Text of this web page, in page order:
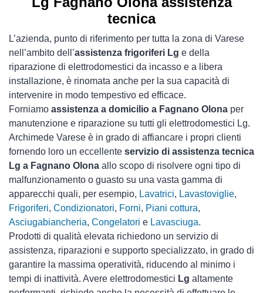
tecnica
L’azienda, punto di riferimento per tutta la zona di Varese
nell’ambito dell’assistenza frigoriferi Lg e della
riparazione di elettrodomestici da incasso e a libera
installazione, è rinomata anche per la sua capacità di
intervenire in modo tempestivo ed efficace.
Forniamo assistenza a domicilio a Fagnano Olona per
manutenzione e riparazione su tutti gli elettrodomestici Lg.
Archimede Varese è in grado di affiancare i propri clienti
fornendo loro un eccellente servizio di assistenza tecnica
Lg a Fagnano Olona allo scopo di risolvere ogni tipo di
malfunzionamento o guasto su una vasta gamma di
apparecchi quali, per esempio, Lavatrici, Lavastoviglie,
Frigoriferi, Condizionatori, Forni, Piani cottura,
Asciugabiancheria, Congelatori e Lavasciuga.
Prodotti di qualità elevata richiedono un servizio di
assistenza, riparazioni e supporto specializzato, in grado di
garantire la massima operatività, riducendo al minimo i
tempi di inattività. Avere elettrodomestici Lg altamente